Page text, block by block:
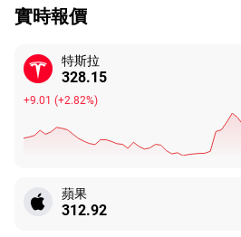
實時報價
特斯拉
328.15
+9.01 (+2.82%)
蘋果
312.92